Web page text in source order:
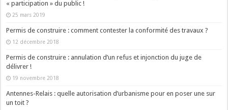
« participation » du public !
25 mars 2019
Permis de construire : comment contester la conformité des travaux ?
12 décembre 2018
Permis de construire : annulation d’un refus et injonction du juge de
délivrer !
19 novembre 2018
Antennes-Relais : quelle autorisation d’urbanisme pour en poser une sur
un toit ?